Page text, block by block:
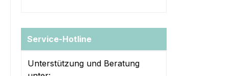
Service-Hotline
Unterstützung und Beratung